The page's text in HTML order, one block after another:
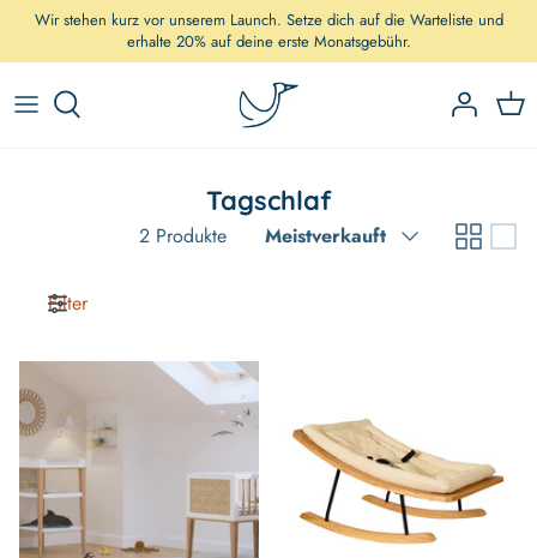
DirektWir stehen kurz vor unserem Launch. Setze dich auf die Warteliste und
erhalte 20% auf deine erste Monatsgebühr.
Unterwegs
Stillsessel
Hochstühle
Déco
Tagschlaf
2 Produkte Sortieren
Meistverkauft
Filter